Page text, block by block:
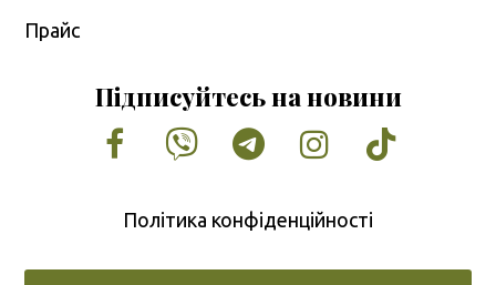
Прайс
Підписуйтесь на новини
Facebook
VimeoTumblrInstagram
Tiktok
Політика конфіденційності